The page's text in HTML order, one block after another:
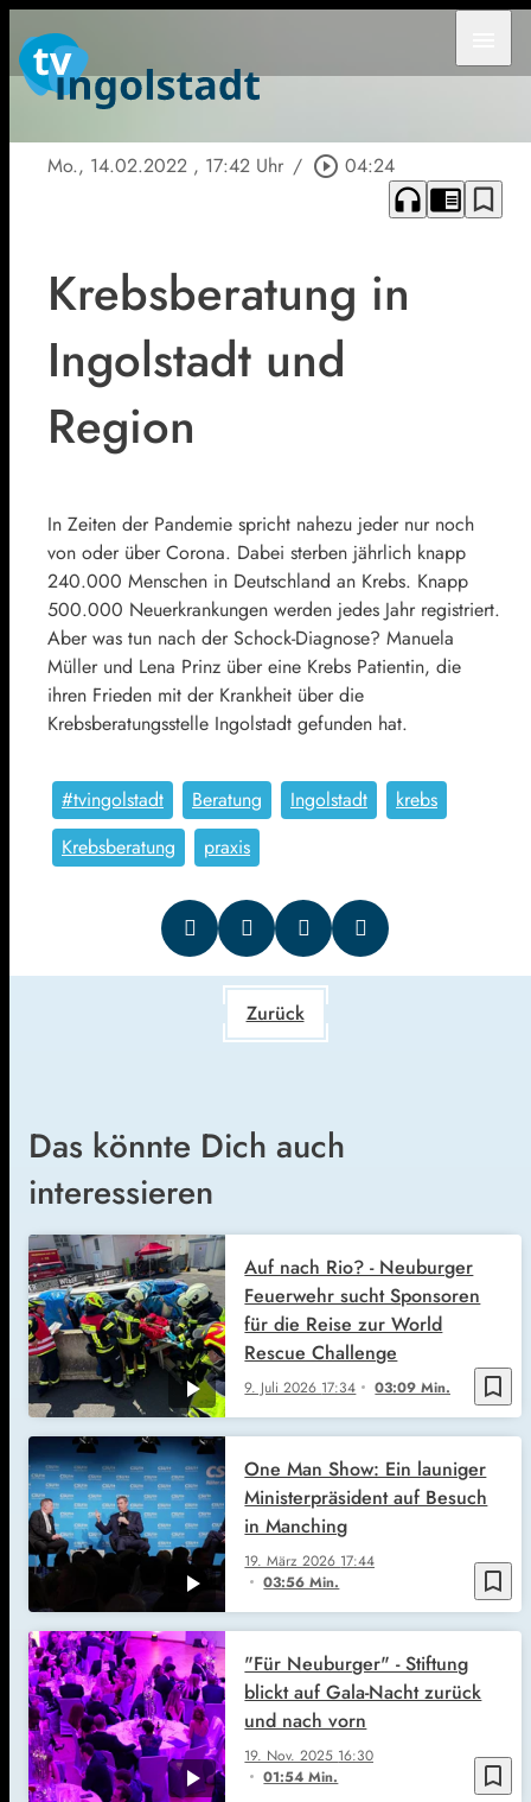
Mo., 14.02.2022 , 17:42 Uhr / play_circle_outline 04:24
headphones chrome_reader_mode bookmark_border
Krebsberatung in
Ingolstadt und
Region
In Zeiten der Pandemie spricht nahezu jeder nur noch
von oder über Corona. Dabei sterben jährlich knapp
240.000 Menschen in Deutschland an Krebs. Knapp
500.000 Neuerkrankungen werden jedes Jahr registriert.
Aber was tun nach der Schock-Diagnose? Manuela
Müller und Lena Prinz über eine Krebs Patientin, die
ihren Frieden mit der Krankheit über die
Krebsberatungsstelle Ingolstadt gefunden hat.
#tvingolstadt Beratung Ingolstadt
krebs
Krebsberatung
praxis
Zurück
Das könnte Dich auch
interessieren
bookmark_border
9. Juli 2026 17:34 03:09 Min.
Auf nach Rio? - Neuburger
Feuerwehr sucht Sponsoren
für die Reise zur World
Rescue Challenge
bookmark_border
19. März 2026 17:44
03:56 Min.
One Man Show: Ein launiger
Ministerpräsident auf Besuch
in Manching
bookmark_border
19. Nov. 2025 16:30
01:54 Min.
"Für Neuburger" - Stiftung
blickt auf Gala-Nacht zurück
und nach vorn